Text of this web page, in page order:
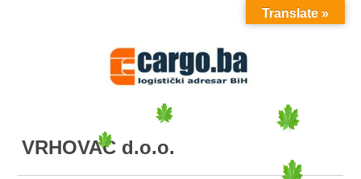
MENU
VRHOVAC d.o.o.
Translate »